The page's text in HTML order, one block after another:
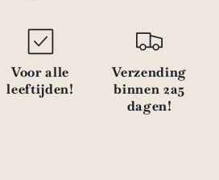
Voor alle
leeftijden!
Verzending
binnen 2a5
dagen!